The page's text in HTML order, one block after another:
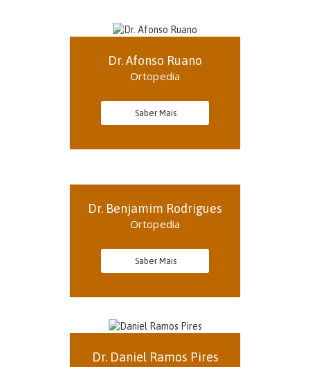
Dr. Afonso Ruano
Ortopedia
Saber Mais
Dr. Benjamim Rodrigues
Ortopedia
Saber Mais
Dr. Daniel Ramos Pires